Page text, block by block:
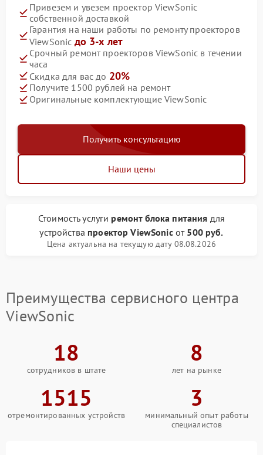
Привезем и увезем проектор ViewSonic
собственной доставкой
Гарантия на наши работы по ремонту проекторов
ViewSonic до 3-х лет
Срочный ремонт проекторов ViewSonic в течении
часа
Скидка для вас до 20%
Получите 1500 рублей на ремонт
Оригинальные комплектующие ViewSonic
Получить консультацию
Наши цены
Стоимость услуги ремонт блока питания для
устройства проектор ViewSonicот 500 руб.
Цена актуальна на текущую дату 08.08.2026
Преимущества сервисного центра
ViewSonic
18
сотрудников в штате
8
лет на рынке
1515
отремонтированных устройств
3
минимальный опыт работы
специалистов